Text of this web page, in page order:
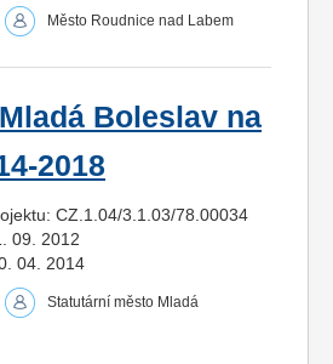
Město Roudnice nad Labem
Boleslav na
2018
CZ.1.04/3.1.03/78.00034
09. 2012
04. 2014
Statutární město Mladá